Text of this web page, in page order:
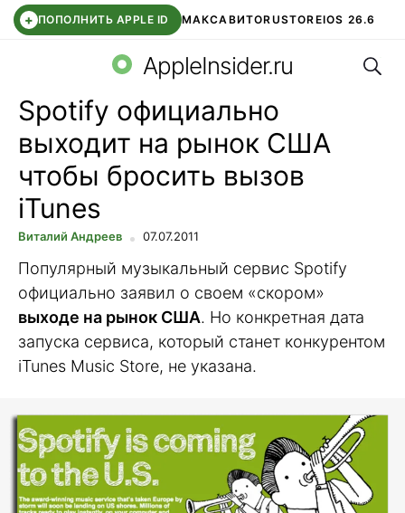
+ ПОПОЛНИТЬ APPLE ID МАКСАВИТОRUSTOREIOS 26.6
СБЕР КИДС ВТБ ОНЛАЙН ЧАТ В ROBLOX
AppleInsider.ru
Spotify официально
выходит на рынок США
чтобы бросить вызов
iTunes
Виталий Андреев 07.07.2011
Популярный музыкальный сервис Spotify
официально заявил о своем «скором»
выходе на рынок США. Но конкретная дата
запуска сервиса, который станет конкурентом
iTunes Music Store, не указана.